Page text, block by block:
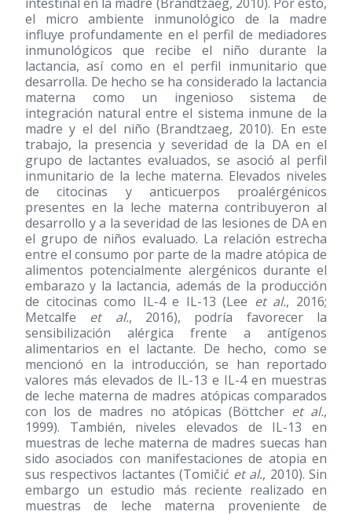
intestinal en la madre (Brandtzaeg, 2010). Por esto,
el micro ambiente inmunológico de la madre
influye profundamente en el perfil de mediadores
inmunológicos que recibe el niño durante la
lactancia, así como en el perfil inmunitario que
desarrolla. De hecho se ha considerado la lactancia
materna como un ingenioso sistema de
integración natural entre el sistema inmune de la
madre y el del niño (Brandtzaeg, 2010). En este
trabajo, la presencia y severidad de la DA en el
grupo de lactantes evaluados, se asoció al perfil
inmunitario de la leche materna. Elevados niveles
de citocinas y anticuerpos proalérgénicos
presentes en la leche materna contribuyeron al
desarrollo y a la severidad de las lesiones de DA en
el grupo de niños evaluado. La relación estrecha
entre el consumo por parte de la madre atópica de
alimentos potencialmente alergénicos durante el
embarazo y la lactancia, además de la producción
de citocinas como IL-4 e IL-13 (Lee et al., 2016;
Metcalfe et al., 2016), podría favorecer la
sensibilización alérgica frente a antígenos
alimentarios en el lactante. De hecho, como se
mencionó en la introducción, se han reportado
valores más elevados de IL-13 e IL-4 en muestras
de leche materna de madres atópicas comparados
con los de madres no atópicas (Böttcher et al.,
1999). También, niveles elevados de IL-13 en
muestras de leche materna de madres suecas han
sido asociados con manifestaciones de atopia en
sus respectivos lactantes (Tomičić et al., 2010). Sin
embargo un estudio más reciente realizado en
muestras de leche materna proveniente de